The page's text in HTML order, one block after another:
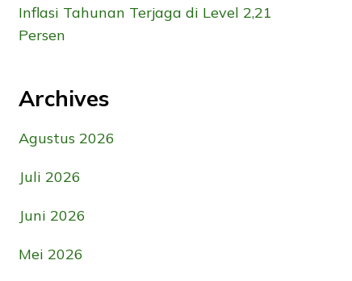
Inflasi Tahunan Terjaga di Level 2,21
Persen
Archives
Agustus 2026
Juli 2026
Juni 2026
Mei 2026